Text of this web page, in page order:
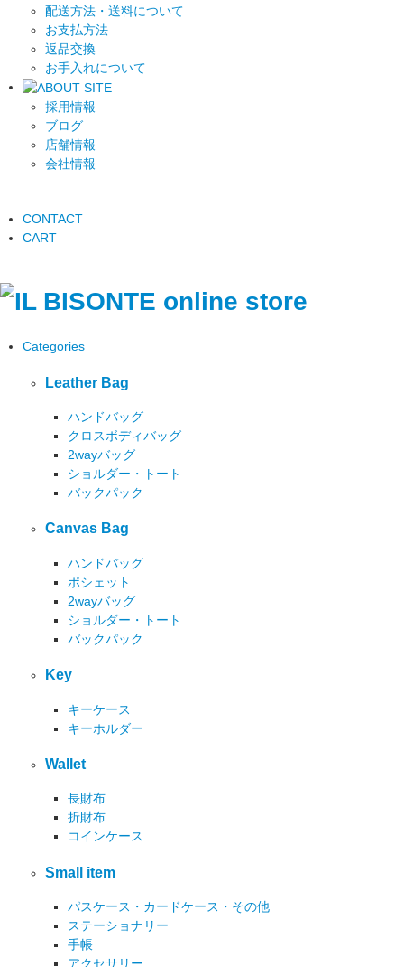
配送方法・送料について
お支払方法
返品交換
お手入れについて
採用情報
ブログ
店舗情報
会社情報
CONTACT
CART
Categories
Leather Bag
ハンドバッグ
クロスボディバッグ
2wayバッグ
ショルダー・トート
バックパック
Canvas Bag
ハンドバッグ
ポシェット
2wayバッグ
ショルダー・トート
バックパック
Key
キーケース
キーホルダー
Wallet
長財布
折財布
コインケース
Small item
パスケース・カードケース・その他
ステーショナリー
手帳
アクセサリー